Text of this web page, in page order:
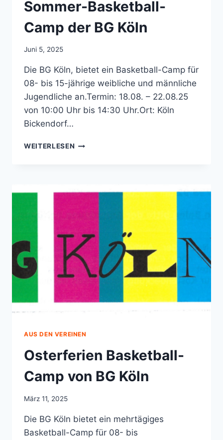
Sommer-Basketball-
Camp der BG Köln
Juni 5, 2025
Die BG Köln, bietet ein Basketball-Camp für
08- bis 15-jährige weibliche und männliche
Jugendliche an.Termin: 18.08. – 22.08.25
von 10:00 Uhr bis 14:30 Uhr.Ort: Köln
Bickendorf…
WEITERLESEN SOMMER-
KÖLN
AUS DEN VEREINEN
Osterferien Basketball-
Camp von BG Köln
März 11, 2025
Die BG Köln bietet ein mehrtägiges
Basketball-Camp für 08- bis